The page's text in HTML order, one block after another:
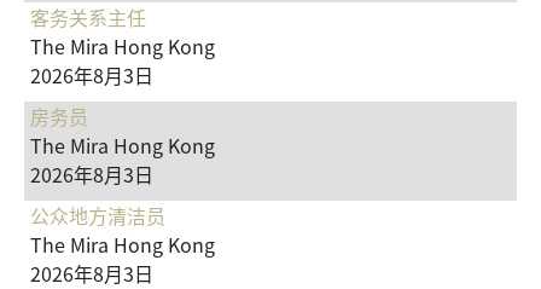
客务关系主任
The Mira Hong Kong
2026年8月3日
房务员
The Mira Hong Kong
2026年8月3日
公众地方清洁员
The Mira Hong Kong
2026年8月3日